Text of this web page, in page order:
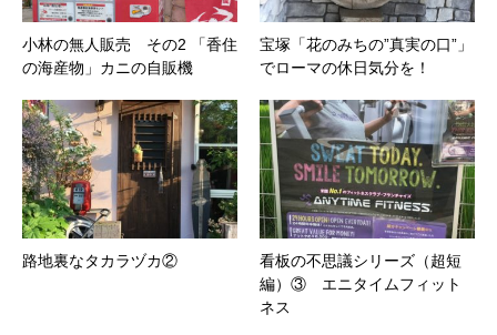
小林の無人販売 その2 「香住
の海産物」カニの自販機
宝塚「花のみちの”真実の口”」
でローマの休日気分を！
路地裏なタカラヅカ②
看板の不思議シリーズ（超短
編）③ エニタイムフィット
ネス